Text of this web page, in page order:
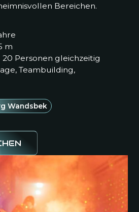
Bereichen.
m
20 Personen gleichzeitig
Teambuilding,
Wandsbek